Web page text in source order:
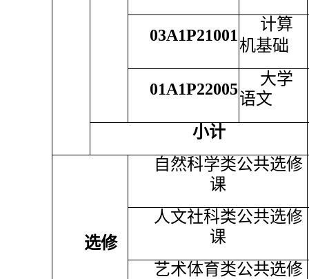
03A1P21001
计算
机基础
01A1P22005
大学
语文
小计
选修
自然科学类公共选修
课
人文社科类公共选修
课
艺术体育类公共选修